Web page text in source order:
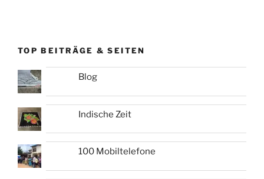
TOP BEITRÄGE & SEITEN
Blog
Indische Zeit
100 Mobiltelefone